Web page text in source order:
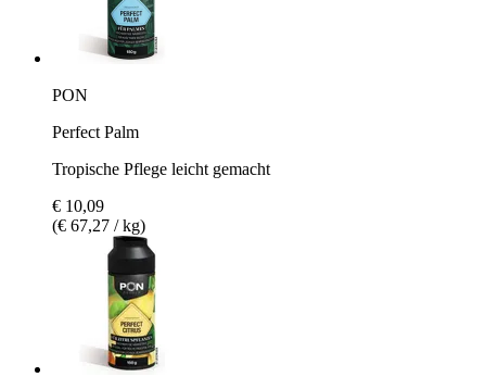
PON
Perfect Palm
Tropische Pflege leicht gemacht
€ 10,09
(€ 67,27 / kg)